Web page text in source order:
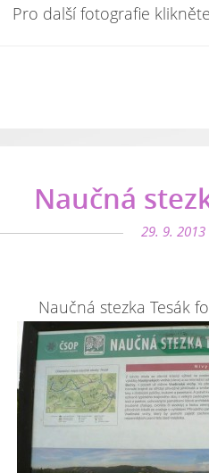
Pro další fotografie
Naučná
29. 9. 2013
Naučná stezka Tesák